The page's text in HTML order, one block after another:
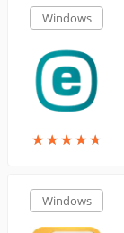
Windows
★★★★★
★★★★★
Windows